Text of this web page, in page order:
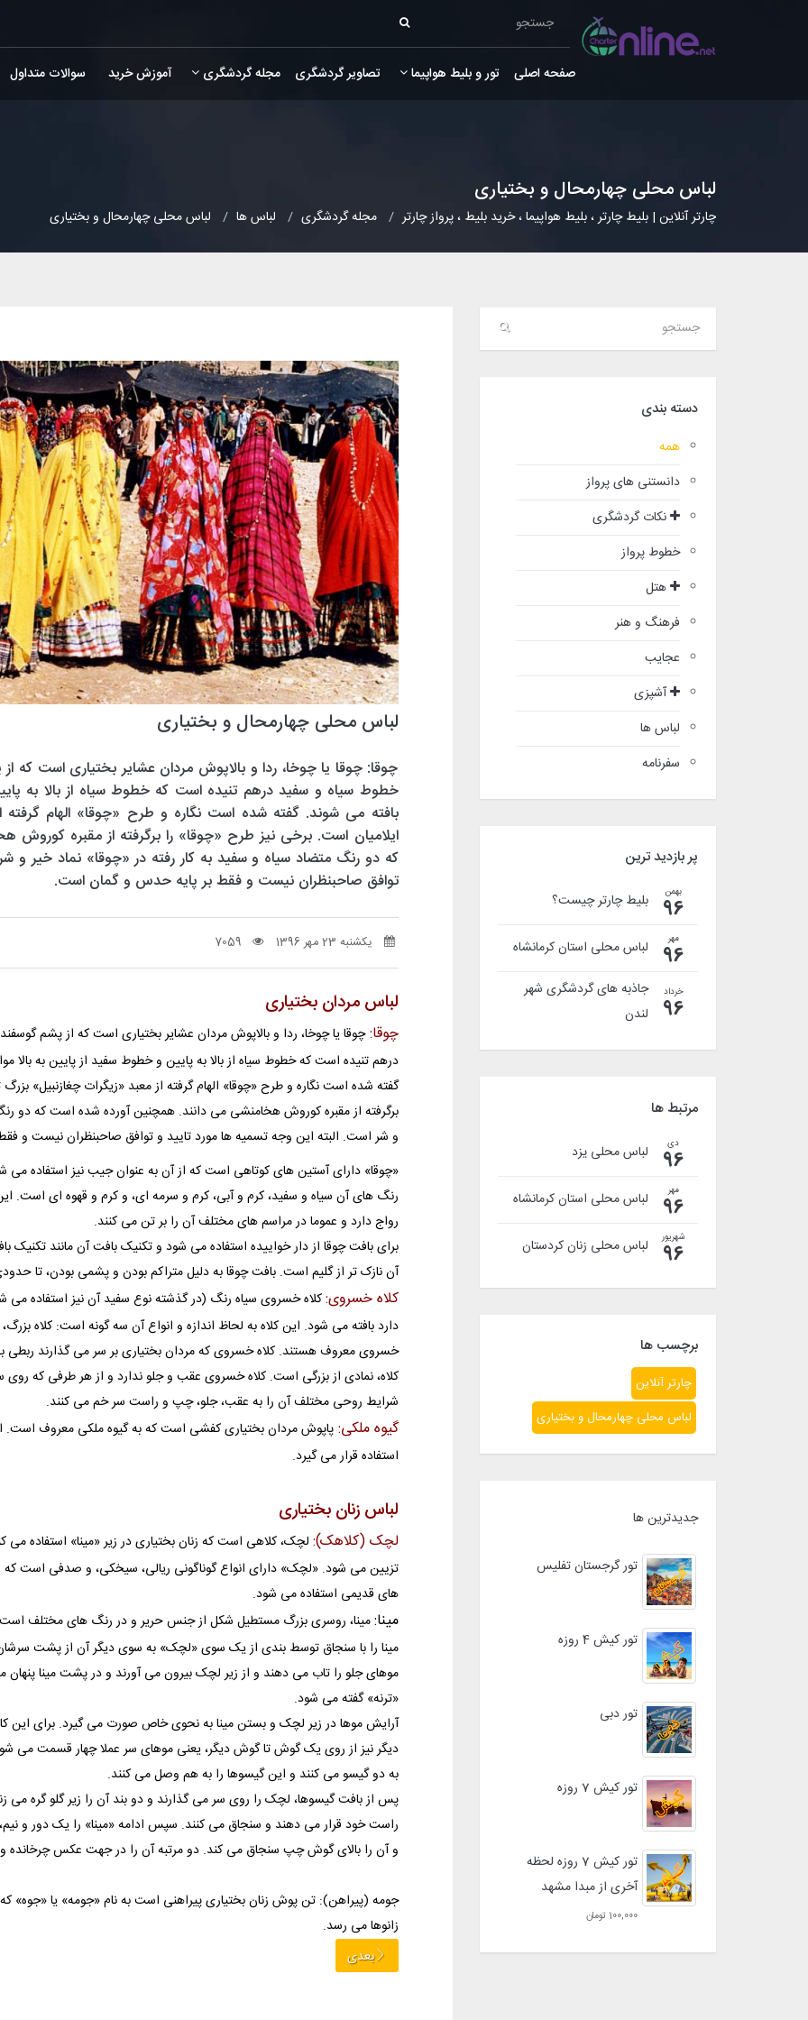
صفحه اصلی تور و بلیط هواپیما تصاویر گردشگری مجله گردشگری آموزش خرید سوالات متداول
لباس محلی چهارمحال و بختیاری
چارتر آنلاین | بلیط چارتر ، بلیط هواپیما ، خرید بلیط ، پرواز چارتر مجله گردشگری لباس ها لباس محلی چهارمحال و بختیاری
دسته بندی
همه
دانستنی های پرواز
نکات گردشگری
خطوط پرواز
هتل
فرهنگ و هنر
عجایب
آشپزی
لباس ها
سفرنامه
پر بازدید ترین
بهمن
96 بلیط چارتر چیست؟
مهر
96 لباس محلی استان کرمانشاه
خرداد
96
جاذبه های گردشگری شهر
لندن
مرتبط ها
دی
96 لباس محلی يزد
مهر
96 لباس محلی استان کرمانشاه
شهریور
96 لباس محلی زنان کردستان
برچسب ها
چارتر آنلاین
لباس محلی چهارمحال و بختیاری
جدیدترین ها
تور گرجستان تفلیس
تور کیش 4 روزه
تور دبی
تور کیش 7 روزه
تور کیش 7 روزه لحظه
آخری از مبدا مشهد
100,000 تومان
لباس محلی چهارمحال و بختیاری
چوقا: چوقا یا چوخا، ردا و بالاپوش مردان عشایر بختیاری است
خطوط سیاه و سفید درهم تنیده است که خطوط سیاه از بالا به
بافته می شوند. گفته شده است نگاره و طرح «چوقا» الهام گرفته
ایلامیان است. برخی نیز طرح «چوقا» را برگرفته از مقبره
که دو رنگ متضاد سیاه و سفید به کار رفته در «چوقا» نماد خیر و
توافق صاحبنظران نیست و فقط بر پایه حدس و گمان است.
یکشنبه 23 مهر 1396 7059
لباس مردان بختیاری
چوقا:چوقا یا چوخا، ردا و بالاپوش مردان عشایر بختیاری است که از پشم
درهم تنیده است که خطوط سیاه از بالا به پایین و خطوط سفید از پایین به بالا
گفته شده است نگاره و طرح «چوقا» الهام گرفته از معبد «زیگرات چغازنبیل»
برگرفته از مقبره کوروش هخامنشی می دانند. همچنین آورده شده است که دو
و شر است. البته این وجه تسمیه ها مورد تایید و توافق صاحبنظران نیست و
«چوقا» دارای آستین های کوتاهی است که از آن به عنوان جیب نیز استفاده می
رنگ های آن سیاه و سفید، کرم و آبی، کرم و سرمه ای، و کرم و قهوه ای است.
رواج دارد و عموما در مراسم های مختلف آن را بر تن می کنند.
برای بافت چوقا از دار خواییده استفاده می شود و تکنیک بافت آن مانند تکنیک
آن نازک تر از گلیم است. بافت چوقا به دلیل متراکم بودن و پشمی بودن، تا
کلاه خسروی:کلاه خسروی سیاه رنگ (در گذشته نوع سفید آن نیز استفاده
دارد بافته می شود. این کلاه به لحاظ اندازه و انواع آن سه گونه است: کلاه
خسروی معروف هستند. کلاه خسروی که مردان بختیاری بر سر می گذارند ربطی به
کلاه، نمادی از بزرگی است. کلاه خسروی عقب و جلو ندارد و از هر طرفی که
شرایط روحی مختلف آن را به عقب، جلو، چپ و راست سر خم می کنند.
گیوه ملکی:پاپوش مردان بختیاری کفشی است که به گیوه ملکی معروف است.
استفاده قرار می گیرد.
لباس زنان بختیاری
لچک (کلاهک): لچک، کلاهی است که زنان بختیاری در زیر «مینا» استفاده
تزیین می شود. «لچک» دارای انواع گوناگونی ریالی، سیخکی، و صدفی است
های قدیمی استفاده می شود.
مینا:مینا، روسری بزرگ مستطیل شکل از جنس حریر و در رنگ های مختلف است
مینا را با سنجاق توسط بندی از یک سوی «لچک» به سوی دیگر آن از پشت
موهای جلو را تاب می دهند و از زیر لچک بیرون می آورند و در پشت مینا
«ترنه» گفته می شود.
آرایش موها در زیر لچک و بستن مینا به نحوی خاص صورت می گیرد. برای این
دیگر نیز از روی یک گوش تا گوش دیگر، یعنی موهای سر عملا چهار قسمت می
به دو گیسو می کنند و این گیسوها را به هم وصل می کنند.
پس از بافت گیسوها، لچک را روی سر می گذارند و دو بند آن را زیر گلو گره
راست خود قرار می دهند و سنجاق می کنند. سپس ادامه «مینا» را یک دور و
و آن را بالای گوش چپ سنجاق می کند. دو مرتبه آن را در جهت عکس چرخانده
جومه (پیراهن): تن پوش زنان بختیاری پیراهنی است به نام «جومه» یا «جوه»
زانوها می رسد.
بعدی